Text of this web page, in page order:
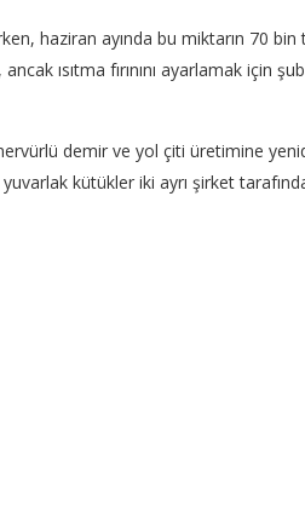
haziran ayında bu miktarın 70 bin
ısıtma fırınını ayarlamak için
demir ve yol çiti üretimine
kütükler iki ayrı şirket